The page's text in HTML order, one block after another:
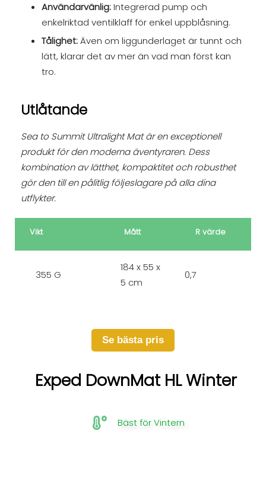
Användarvänlig:Integrerad pump och
enkelriktad ventilklaff för enkel uppblåsning.
Tålighet:Även om liggunderlaget är tunnt och
lätt, klarar det av mer än vad man först kan
tro.
Utlåtande
Sea to Summit Ultralight Mat är en exceptionell
produkt för den moderna äventyraren. Dess
kombination av lätthet, kompaktitet och robusthet
gör den till en pålitlig följeslagare på alla dina
utflykter.
Vikt Mått R värde
355 G
184 x 55 x
5 cm
0,7
Se bästa pris
Exped DownMat HL Winter
Bäst för Vintern